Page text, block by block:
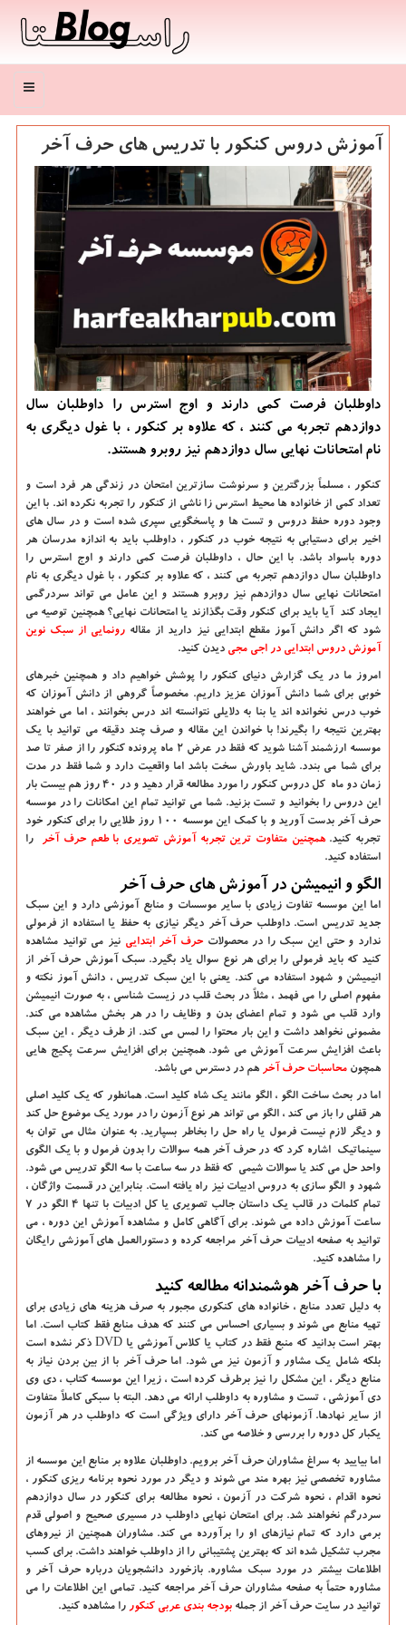
منو
آموزش دروس كنكور با تدریس های حرف آخر
داوطلبان فرصت كمی دارند و اوج استرس را داوطلبان سال
دوازدهم تجربه می كنند ، كه علاوه بر كنكور ، با غول دیگری به
نام امتحانات نهایی سال دوازدهم نیز روبرو هستند.
کنکور ، مسلماً بزرگترین و سرنوشت سازترین امتحان در زندگی هر فرد است و
تعداد کمی از خانواده ها محیط استرس زا ناشی از کنکور را تجربه نکرده اند. با این
وجود دوره حفظ دروس و تست ها و پاسخگویی سپری شده است و در سال های
اخیر برای دستیابی به نتیجه خوب در کنکور ، داوطلب باید به اندازه مدرسان هر
دوره باسواد باشد. با این حال ، داوطلبان فرصت کمی دارند و اوج استرس را
داوطلبان سال دوازدهم تجربه می کنند ، که علاوه بر کنکور ، با غول دیگری به نام
امتحانات نهایی سال دوازدهم نیز روبرو هستند و این عامل می تواند سردرگمی
ایجاد کند آیا باید برای کنکور وقت بگذازند یا امتحانات نهایی؟ همچنین توصیه می
شود که اگر دانش آموز مقطع ابتدایی نیز دارید از مقاله رونمایی از سبک نوین
آموزش دروس ابتدایی در اجی مجی دیدن کنید.
امروز ما در یک گزارش دنیای کنکور را پوشش خواهیم داد و همچنین خبرهای
خوبی برای شما دانش آموزان عزیز داریم. مخصوصاً گروهی از دانش آموزان که
خوب درس نخوانده اند یا بنا به دلایلی نتوانسته اند درس بخوانند ، اما می خواهند
بهترین نتیجه را بگیرند! با خواندن این مقاله و صرف چند دقیقه می توانید با یک
موسسه ارزشمند آشنا شوید که فقط در عرض 2 ماه پرونده کنکور را از صفر تا صد
برای شما می بندد. شاید باورش سخت باشد اما واقعیت دارد و شما فقط در مدت
زمان دو ماه کل دروس کنکور را مورد مطالعه قرار دهید و در 40 روز هم بیست بار
این دروس را بخوانید و تست بزنید. شما می توانید تمام این امکانات را در موسسه
حرف آخر بدست آورید و با کمک این موسسه 100 روز طلایی را برای کنکور خود
تجربه کنید.همچنین متفاوت ترین تجربه آموزش تصویری با طعم حرف آخر
را
استفاده کنید.
الگو و انیمیشن در آموزش های حرف آخر
اما این موسسه تفاوت زیادی با سایر موسسات و منابع آموزشی دارد و این سبک
جدید تدریس است. داوطلب حرف آخر دیگر نیازی به حفظ یا استفاده از فرمولی
ندارد و حتی این سبک را در محصولاتحرف آخر ابتدایی نیز می توانید مشاهده
کنید که باید فرمولی را برای هر نوع سوال یاد بگیرد. سبک آموزش حرف آخر از
انیمیشن و شهود استفاده می کند. یعنی با این سبک تدریس ، دانش آموز نکته و
مفهوم اصلی را می فهمد ، مثلاً در بحث قلب در زیست شناسی ، به صورت انیمیشن
وارد قلب می شود و تمام اعضای بدن و وظایف را در هر بخش مشاهده می کند.
مضمونی نخواهد داشت و این بار محتوا را لمس می کند. از طرف دیگر ، این سبک
باعث افزایش سرعت آموزش می شود. همچنین برای افزایش سرعت پکیج هایی
همچون محاسبات حرف آخر هم در دسترس می باشد.
اما در بحث ساخت الگو ، الگو مانند یک شاه کلید است. همانطور که یک کلید اصلی
هر قفلی را باز می کند ، الگو می تواند هر نوع آزمون را در مورد یک موضوع حل کند
و دیگر لازم نیست فرمول یا راه حل را بخاطر بسپارید. به عنوان مثال می توان به
سینماتیک اشاره کرد که در حرف آخر همه سوالات را بدون فرمول و با یک الگوی
واحد حل می کند یا سوالات شیمی که فقط در سه ساعت با سه الگو تدریس می شود.
شهود و الگو سازی به دروس ادبیات نیز راه یافته است. بنابراین در قسمت واژگان ،
تمام کلمات در قالب یک داستان جالب تصویری یا کل ادبیات با تنها 4 الگو در 7
ساعت آموزش داده می شوند. برای آگاهی کامل و مشاهده آموزش این دوره ، می
توانید به صفحه ادبیات حرف آخر مراجعه کرده و دستورالعمل های آموزشی رایگان
را مشاهده کنید.
با حرف آخر هوشمندانه مطالعه کنید
به دلیل تعدد منابع ، خانواده های کنکوری مجبور به صرف هزینه های زیادی برای
تهیه منابع می شوند و بسیاری احساس می کنند که هدف منابع فقط کتاب است. اما
بهتر است بدانید که منبع فقط در کتاب یا کلاس آموزشی یا DVDذکر نشده است
بلکه شامل یک مشاور و آزمون نیز می شود. اما حرف آخر با از بین بردن نیاز به
منابع دیگر ، این مشکل را نیز برطرف کرده است ، زیرا این موسسه کتاب ، دی وی
دی آموزشی ، تست و مشاوره به داوطلب ارائه می دهد. البته با سبکی کاملاً متفاوت
از سایر نهادها. آزمونهای حرف آخر دارای ویژگی است که داوطلب در هر آزمون
یکبار کل دوره را بررسی و خلاصه می کند.
اما بیایید به سراغ مشاوران حرف آخر برویم. داوطلبان علاوه بر منابع این موسسه از
مشاوره تخصصی نیز بهره مند می شوند و دیگر در مورد نحوه برنامه ریزی کنکور ،
نحوه اقدام ، نحوه شرکت در آزمون ، نحوه مطالعه برای کنکور در سال دوازدهم
سردرگم نخواهند شد. برای امتحان نهایی داوطلب در مسیری صحیح و اصولی قدم
برمی دارد که تمام نیازهای او را برآورده می کند. مشاوران همچنین از نیروهای
مجرب تشکیل شده اند که بهترین پشتیبانی را از داوطلب خواهند داشت. برای کسب
اطلاعات بیشتر در مورد سبک مشاوره. بازخورد دانشجویان درباره حرف آخر و
مشاوره حتماً به صفحه مشاوران حرف آخر مراجعه کنید. تمامی این اطلاعات را می
توانید در سایت حرف آخر از جمله بودجه بندی عربی کنکور را مشاهده کنید.